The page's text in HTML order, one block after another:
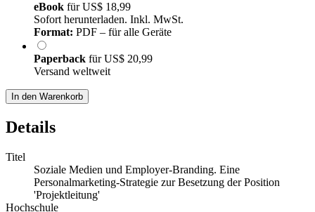
eBook fürUS$ 18,99
Sofort herunterladen. Inkl. MwSt.
Format: PDF – für alle Geräte
Paperback fürUS$ 20,99
Versand weltweit
In den Warenkorb
Details
Titel
Soziale Medien und Employer-Branding. Eine
Personalmarketing-Strategie zur Besetzung der Position
'Projektleitung'
Hochschule